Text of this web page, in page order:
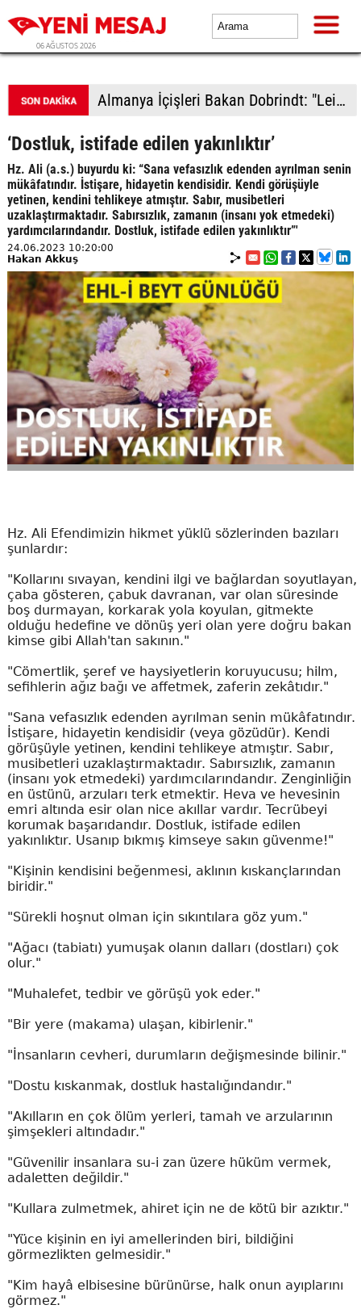
06 AĞUSTOS 2026
KKTC'de yüksek sıcaklıklar nedeniyle öğle saatlerinde açık alanda çalışmak 10 gün süreyle yasaklandı
‘Dostluk, istifade edilen yakınlıktır’
Hz. Ali (a.s.) buyurdu ki: “Sana vefasızlık edenden ayrılman senin
mükâfatındır. İstişare, hidayetin kendisidir. Kendi görüşüyle
yetinen, kendini tehlikeye atmıştır. Sabır, musibetleri
uzaklaştırmaktadır. Sabırsızlık, zamanın (insanı yok etmedeki)
yardımcılarındandır. Dostluk, istifade edilen yakınlıktır”'
24.06.2023 10:20:00
Hakan Akkuş
Hz. Ali Efendimizin hikmet yüklü sözlerinden bazıları
şunlardır:
"Kollarını sıvayan, kendini ilgi ve bağlardan soyutlayan,
çaba gösteren, çabuk davranan, var olan süresinde
boş durmayan, korkarak yola koyulan, gitmekte
olduğu hedefine ve dönüş yeri olan yere doğru bakan
kimse gibi Allah'tan sakının."
"Cömertlik, şeref ve haysiyetlerin koruyucusu; hilm,
sefihlerin ağız bağı ve affetmek, zaferin zekâtıdır."
"Sana vefasızlık edenden ayrılman senin mükâfatındır.
İstişare, hidayetin kendisidir (veya gözüdür). Kendi
görüşüyle yetinen, kendini tehlikeye atmıştır. Sabır,
musibetleri uzaklaştırmaktadır. Sabırsızlık, zamanın
(insanı yok etmedeki) yardımcılarındandır. Zenginliğin
en üstünü, arzuları terk etmektir. Heva ve hevesinin
emri altında esir olan nice akıllar vardır. Tecrübeyi
korumak başarıdandır. Dostluk, istifade edilen
yakınlıktır. Usanıp bıkmış kimseye sakın güvenme!"
"Kişinin kendisini beğenmesi, aklının kıskançlarından
biridir."
"Sürekli hoşnut olman için sıkıntılara göz yum."
"Ağacı (tabiatı) yumuşak olanın dalları (dostları) çok
olur."
"Muhalefet, tedbir ve görüşü yok eder."
"Bir yere (makama) ulaşan, kibirlenir."
"İnsanların cevheri, durumların değişmesinde bilinir."
"Dostu kıskanmak, dostluk hastalığındandır."
"Akılların en çok ölüm yerleri, tamah ve arzularının
şimşekleri altındadır."
"Güvenilir insanlara su-i zan üzere hüküm vermek,
adaletten değildir."
"Kullara zulmetmek, ahiret için ne de kötü bir azıktır."
"Yüce kişinin en iyi amellerinden biri, bildiğini
görmezlikten gelmesidir."
"Kim hayâ elbisesine bürünürse, halk onun ayıplarını
görmez."